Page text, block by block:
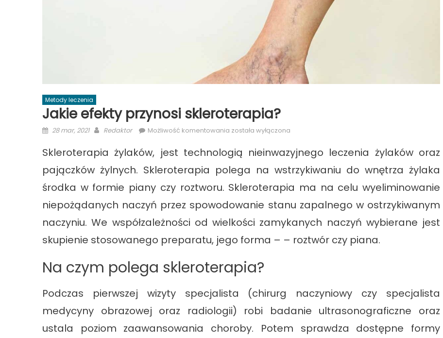
Metody leczenia
Jakie efekty przynosi skleroterapia?
Posted
28 mar, 2021 Author
Redaktor Możliwość komentowania Jakie
przynosi
została wyłączona
Skleroterapia żylaków, jest technologią nieinwazyjnego leczenia żylaków oraz
pajączków żylnych. Skleroterapia polega na wstrzykiwaniu do wnętrza żylaka
środka w formie piany czy roztworu. Skleroterapia ma na celu wyeliminowanie
niepożądanych naczyń przez spowodowanie stanu zapalnego w ostrzykiwanym
naczyniu. We współzależności od wielkości zamykanych naczyń wybierane jest
skupienie stosowanego preparatu, jego forma – – roztwór czy piana.
Na czym polega skleroterapia?
Podczas pierwszej wizyty specjalista (chirurg naczyniowy czy specjalista
medycyny obrazowej oraz radiologii) robi badanie ultrasonograficzne oraz
ustala poziom zaawansowania choroby. Potem sprawdza dostępne formy